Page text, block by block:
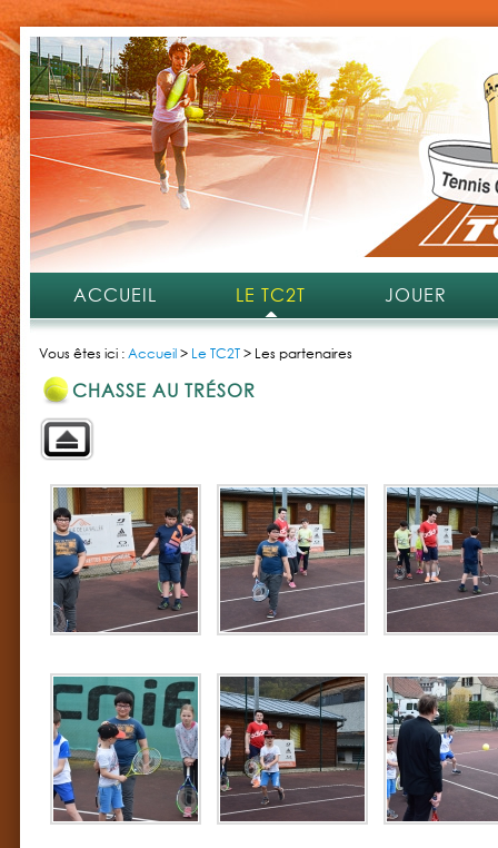
ACCUEIL LE TC2T JOUER
Vous êtes ici :Accueil> Le TC2T> Les partenaires
CHASSE AU TRÉSOR